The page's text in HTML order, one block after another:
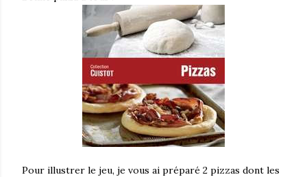
Pour illustrer le jeu, je vous ai préparé 2 pizzas dont les